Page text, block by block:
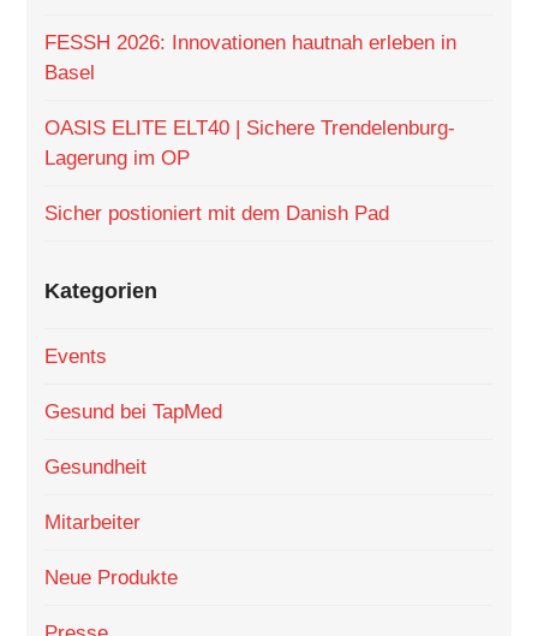
FESSH 2026: Innovationen hautnah erleben in
Basel
OASIS ELITE ELT40 | Sichere Trendelenburg-
Lagerung im OP
Sicher postioniert mit dem Danish Pad
Kategorien
Events
Gesund bei TapMed
Gesundheit
Mitarbeiter
Neue Produkte